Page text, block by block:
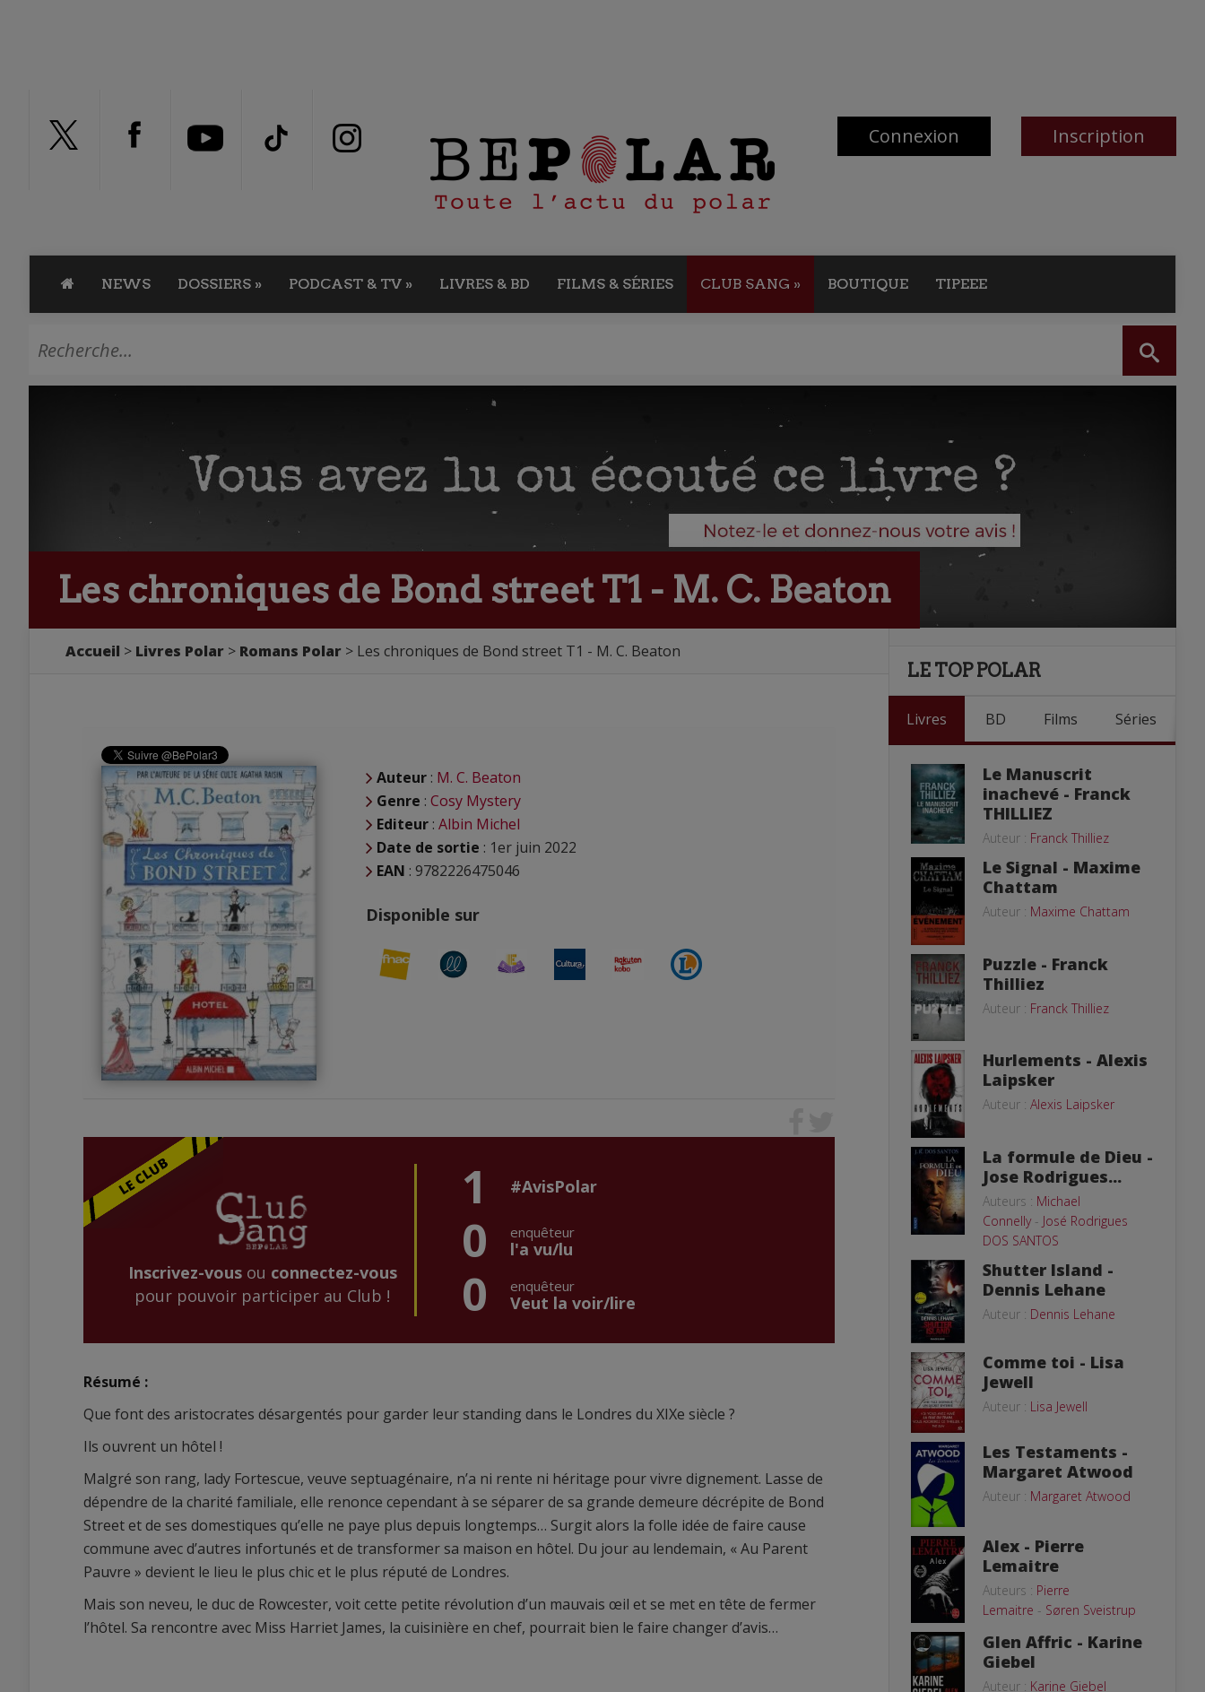
Connexion Inscription
NEWS DOSSIERS » PODCAST & TV » LIVRES & BD FILMS & SÉRIES CLUB SANG » BOUTIQUE TIPEEE
Les chroniques de Bond street T1 - M. C. Beaton
Accueil Livres Polar Romans Polar Les chroniques de Bond street T1 - M. C. Beaton
Auteur : M. C. Beaton
Genre : Cosy Mystery
Editeur : Albin Michel
Date de sortie : 1er juin 2022
EAN : 9782226475046
Disponible sur
Inscrivez-vousou connectez-vous
pour pouvoir participer au Club !
1 #AvisPolar
0 enquêteur
l'a vu/lu
0 enquêteur
Veut la voir/lire
Résumé :
Que font des aristocrates désargentés pour garder leur standing dans le Londres du XIXe siècle ?
Ils ouvrent un hôtel !
Malgré son rang, lady Fortescue, veuve septuagénaire, n’a ni rente ni héritage pour vivre dignement. Lasse de
dépendre de la charité familiale, elle renonce cependant à se séparer de sa grande demeure décrépite de Bond
Street et de ses domestiques qu’elle ne paye plus depuis longtemps… Surgit alors la folle idée de faire cause
commune avec d’autres infortunés et de transformer sa maison en hôtel. Du jour au lendemain, « Au Parent
Pauvre » devient le lieu le plus chic et le plus réputé de Londres.
Mais son neveu, le duc de Rowcester, voit cette petite révolution d’un mauvais œil et se met en tête de fermer
l’hôtel. Sa rencontre avec Miss Harriet James, la cuisinière en chef, pourrait bien le faire changer d’avis…
LE TOP POLAR
Livres BD Films Séries
Le Manuscrit
inachevé - Franck
THILLIEZ
Auteur : Franck Thilliez
Le Signal - Maxime
Chattam
Auteur : Maxime Chattam
Puzzle - Franck
Thilliez
Auteur : Franck Thilliez
Hurlements - Alexis
Laipsker
Auteur : Alexis Laipsker
La formule de Dieu -
Jose Rodrigues...
Auteurs : Michael
Connelly- José Rodrigues
DOS SANTOS
Shutter Island -
Dennis Lehane
Auteur : Dennis Lehane
Comme toi - Lisa
Jewell
Auteur : Lisa Jewell
Les Testaments -
Margaret Atwood
Auteur : Margaret Atwood
Alex - Pierre
Lemaitre
Auteurs : Pierre
Lemaitre - Søren Sveistrup
Glen Affric - Karine
Giebel
Auteur : Karine Giebel